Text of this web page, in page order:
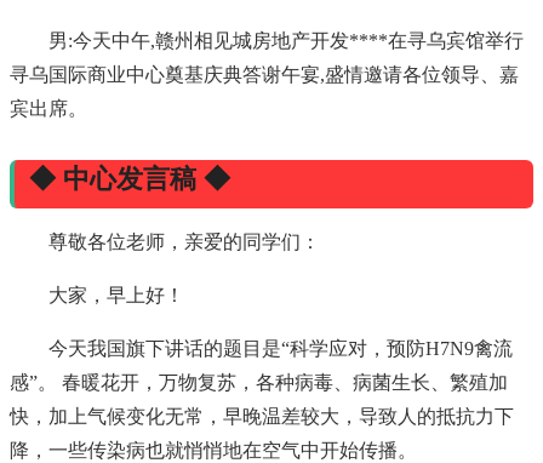
男:今天中午,赣州相见城房地产开发****在寻乌宾馆举行
寻乌国际商业中心奠基庆典答谢午宴,盛情邀请各位领导、嘉
宾出席。
◆ 中心发言稿 ◆
尊敬各位老师，亲爱的同学们：
大家，早上好！
今天我国旗下讲话的题目是“科学应对，预防H7N9禽流
感”。 春暖花开，万物复苏，各种病毒、病菌生长、繁殖加
快，加上气候变化无常，早晚温差较大，导致人的抵抗力下
降，一些传染病也就悄悄地在空气中开始传播。